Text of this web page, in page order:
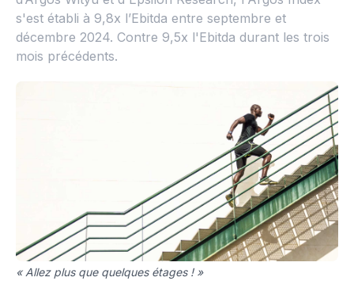
s'est établi à 9,8x l’Ebitda entre septembre et
décembre 2024. Contre 9,5x l'Ebitda durant les trois
mois précédents.
« Allez plus que quelques étages ! »